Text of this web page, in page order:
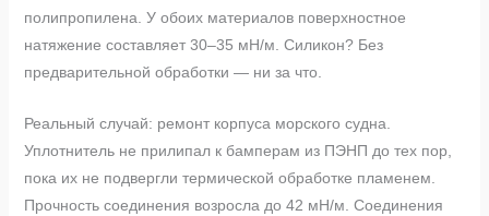
полипропилена. У обоих материалов поверхностное
натяжение составляет 30–35 мН/м. Силикон? Без
предварительной обработки — ни за что.
Реальный случай: ремонт корпуса морского судна.
Уплотнитель не прилипал к бамперам из ПЭНП до тех пор,
пока их не подвергли термической обработке пламенем.
Прочность соединения возросла до 42 мН/м. Соединения